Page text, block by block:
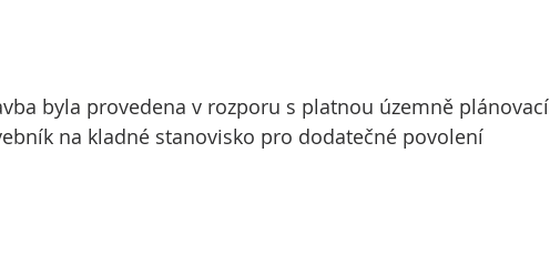
byla provedena v rozporu s platnou územně plánovací
na kladné stanovisko pro dodatečné povolení